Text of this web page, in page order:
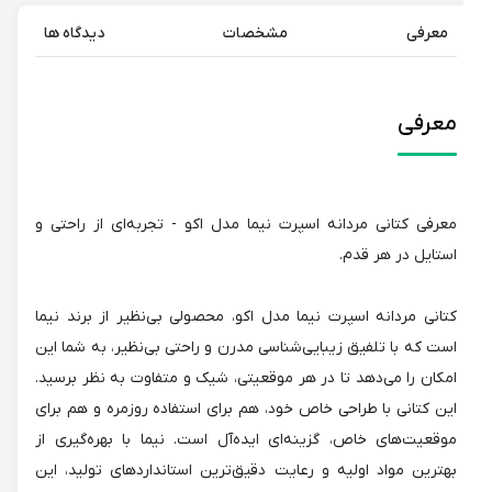
معرفی مشخصات دیدگاه ها
معرفی
معرفی کتانی مردانه اسپرت نیما مدل اکو - تجربه‌ای از راحتی و
استایل در هر قدم.
کتانی مردانه اسپرت نیما مدل اکو، محصولی بی‌نظیر از برند نیما
است که با تلفیق زیبایی‌شناسی مدرن و راحتی بی‌نظیر، به شما این
امکان را می‌دهد تا در هر موقعیتی، شیک و متفاوت به نظر برسید.
این کتانی با طراحی خاص خود، هم برای استفاده روزمره و هم برای
موقعیت‌های خاص، گزینه‌ای ایده‌آل است. نیما با بهره‌گیری از
بهترین مواد اولیه و رعایت دقیق‌ترین استانداردهای تولید، این